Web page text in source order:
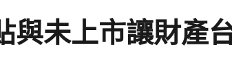
與未上市讓財產